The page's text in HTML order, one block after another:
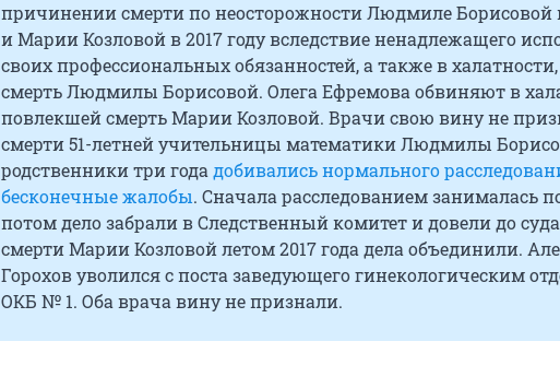
причинении смерти по неосторожности Людмиле Борисовой
и Марии Козловой в 2017 году вследствие ненадлежащего
своих профессиональных обязанностей, а также в
смерть Людмилы Борисовой. Олега Ефремова обвиняют в
повлекшей смерть Марии Козловой. Врачи свою вину не
смерти 51-летней учительницы математики Людмилы
родственники три года добивались нормального
бесконечные жалобы. Сначала расследованием занималась
потом дело забрали в Следственный комитет и довели до
смерти Марии Козловой летом 2017 года дела объединили.
Горохов уволился с поста заведующего гинекологическим
ОКБ № 1. Оба врача вину не признали.